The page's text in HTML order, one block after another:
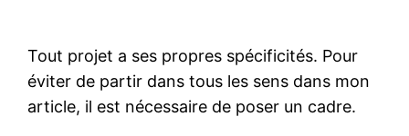
Tout projet a ses propres spécificités. Pour
éviter de partir dans tous les sens dans mon
article, il est nécessaire de poser un cadre.